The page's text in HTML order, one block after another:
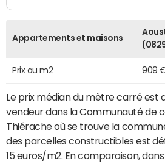
Appartements et maisons
Prix au m2 909
Le prix médian du mètre carré est
vendeur dans la Communauté de
Thiérache où se trouve la
des parcelles constructibles est
15 euros/m2. En comparaison,